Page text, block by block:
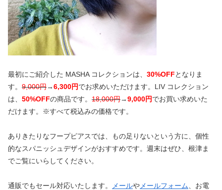
最初にご紹介した MASHA コレクションは、 30%OFFとなりま
す。 9,000円→6,300円でお求めいただけます。LIV コレクション
は、 50%OFFの商品です。 18,000円→9,000円でお買い求めいた
だけます。※すべて税込みの価格です。
ありきたりなフープピアスでは、もの足りないという方に、個性
的なスパニッシュデザインがおすすめです。週末はぜひ、根津ま
でご覧にいらしてください。
通販でもセール対応いたします。 メールや メールフォーム 、お電